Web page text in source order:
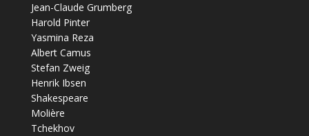
Jean-Claude Grumberg
Harold Pinter
Yasmina Reza
Albert Camus
Stefan Zweig
Henrik Ibsen
Shakespeare
Molière
Tchekhov